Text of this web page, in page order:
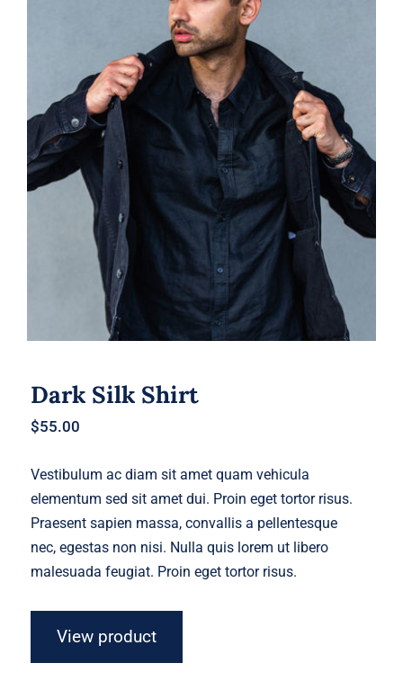
Dark Silk Shirt
Dark Silk Shirt
$55.00
Vestibulum ac diam sit amet quam vehicula
elementum sed sit amet dui. Proin eget tortor risus.
Praesent sapien massa, convallis a pellentesque
nec, egestas non nisi. Nulla quis lorem ut libero
malesuada feugiat. Proin eget tortor risus.
View product